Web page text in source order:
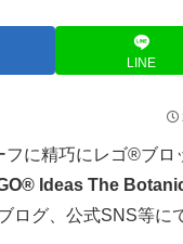
LINE
に精巧にレゴ®ブロ
Ideas The
グ、公式SNS等に